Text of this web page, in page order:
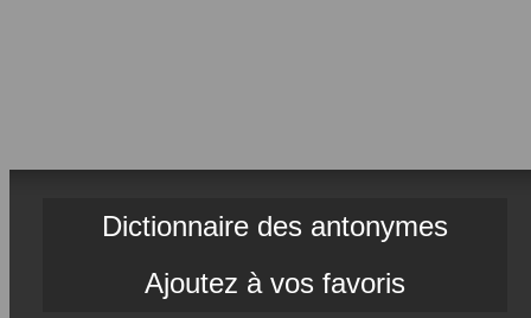
Dictionnaire des antonymes
Ajoutez à vos favoris